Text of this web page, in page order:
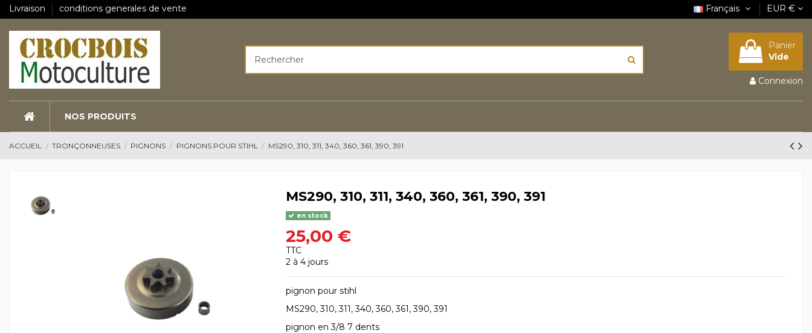
Livraison conditions generales de vente Français EUR €
Panier
Vide
Connexion
NOS PRODUITS
ACCUEIL TRONÇONNEUSES PIGNONS PIGNONS POUR STIHL MS290, 310, 311, 340, 360, 361, 390, 391
MS290, 310, 311, 340, 360, 361, 390, 391
en stock
25,00 €
TTC
2 à 4 jours
pignon pour stihl
MS290, 310, 311, 340, 360, 361, 390, 391
pignon en 3/8 7 dents